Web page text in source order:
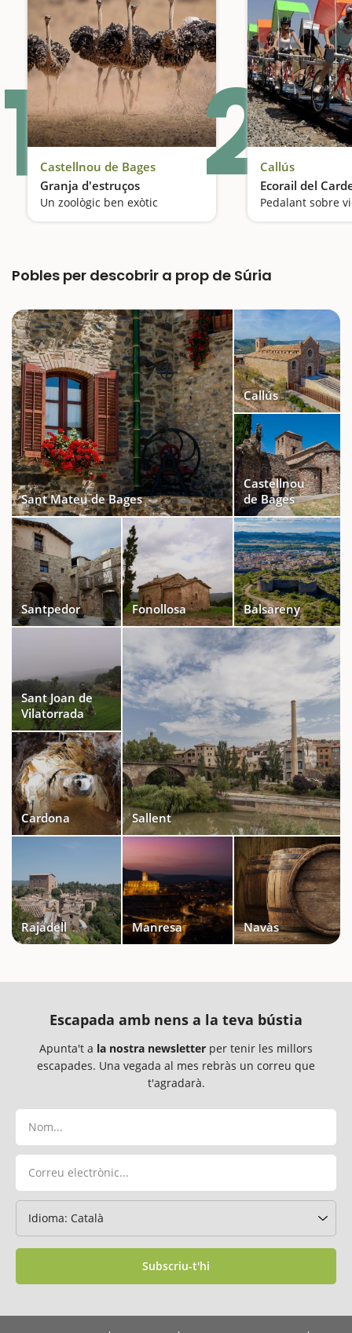
1 Castellnou de Bages
Granja d'estruços
Un zoològic ben exòtic 2Callús
Ecorail del
Pedalant sobre
Pobles per descobrir a prop de Súria
Sant Mateu de Bages
Callús
Castellnou
de Bages
Santpedor Fonollosa Balsareny
Sant Joan de
Vilatorrada
Cardona Sallent
Rajadell Manresa Navàs
Escapada amb nens a la teva bústia
Apunta't a la nostra newsletter per tenir les millors
escapades. Una vegada al mes rebràs un correu que
t'agradarà.
Subscriu-t'hi